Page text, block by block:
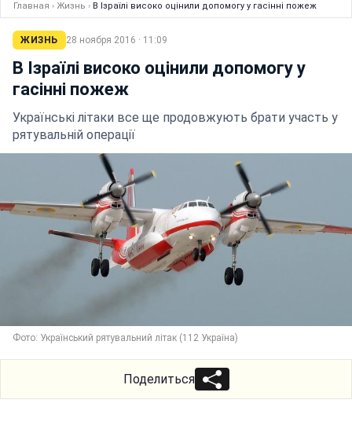
Главная › Жизнь › В Ізраїлі високо оцінили допомогу у гасінні пожеж
ЖИЗНЬ 28 ноября 2016 · 11:09
В Ізраїлі високо оцінили допомогу у
гасінні пожеж
Українські літаки все ще продовжують брати участь у
рятувальній операції
Фото: Український рятувальний літак (112 Україна)
Поделиться